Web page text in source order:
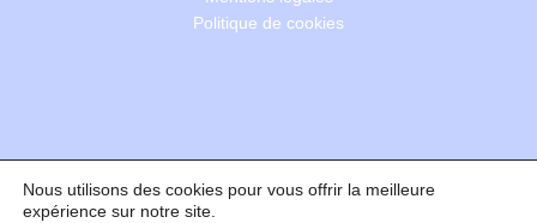
Politique de cookies
Recherche
Nous utilisons des cookies pour vous offrir la meilleure
expérience sur notre site.